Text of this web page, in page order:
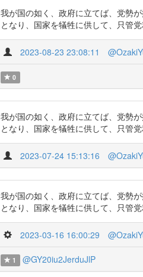
我が国の如く、政府に立てば、党勢
となり、国家を犠牲に供して、只管
2023-08-23 23:08:11
0
我が国の如く、政府に立てば、党勢
となり、国家を犠牲に供して、只管
2023-07-24 15:13:16
我が国の如く、政府に立てば、党勢
となり、国家を犠牲に供して、只管
2023-03-16 16:00:29
1 @GY20iu2JerduJlP